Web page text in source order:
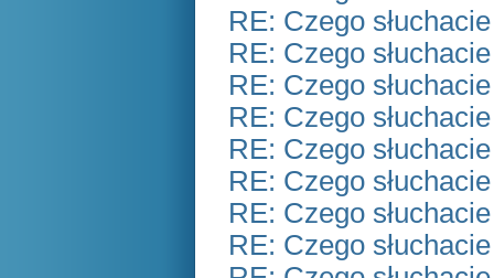
RE: Czego
RE: Czego
RE: Czego
RE: Czego
RE: Czego
RE: Czego
RE: Czego
RE: Czego